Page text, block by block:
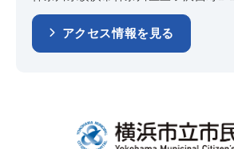
アクセス情報を見る